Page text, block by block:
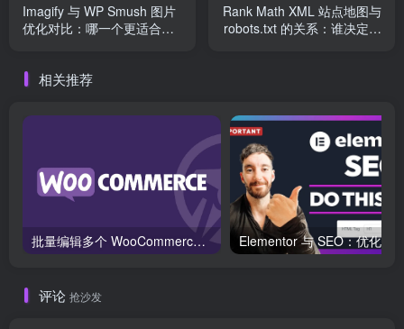
Imagify 与 WP Smush 图片
优化对比：哪一个更适合你
Rank Math XML 站点地图与
robots.txt 的关系：谁决定页
相关推荐
批量编辑多个 WooCommerce 产品变体价格的 2 个方法？
评论 抢沙发